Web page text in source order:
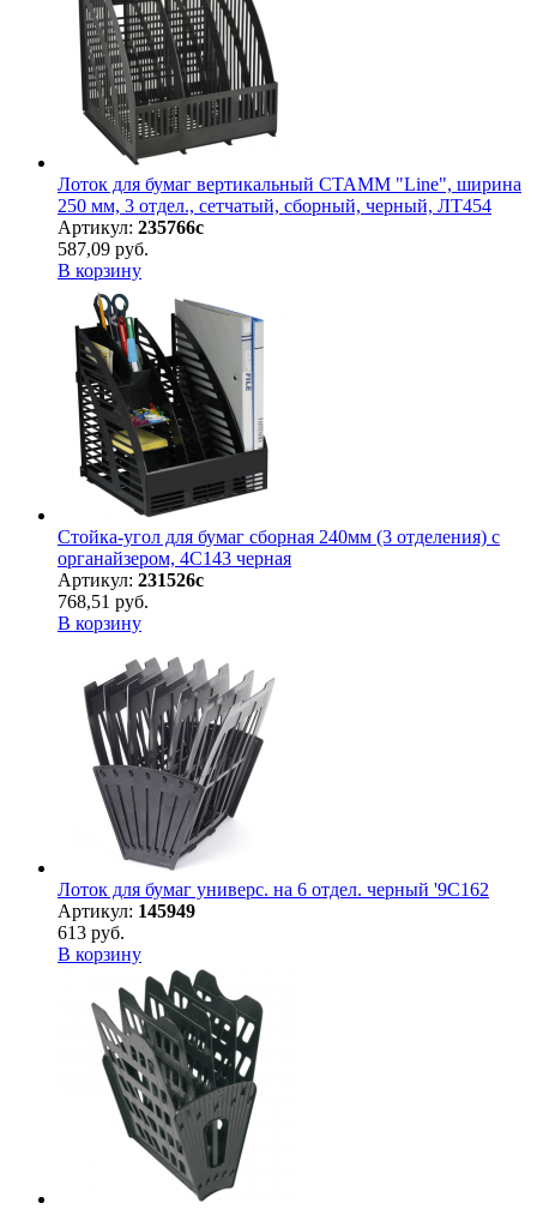
Лоток для бумаг вертикальный СТАММ "Line", ширина
250 мм, 3 отдел., сетчатый, сборный, черный, ЛТ454
Артикул: 235766с
587,09 руб.
В корзину
Стойка-угол для бумаг сборная 240мм (3 отделения) с
органайзером, 4С143 черная
Артикул: 231526с
768,51 руб.
В корзину
Лоток для бумаг универс. на 6 отдел. черный '9С162
Артикул: 145949
613 руб.
В корзину